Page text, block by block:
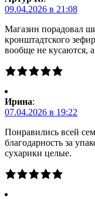
09.04.2026 в 21:08
Магазин порадовал
кронштадтского
вообще не кусаются,
Ирина:
07.04.2026 в 19:22
Понравились всей
благодарность за
сухарики целые.